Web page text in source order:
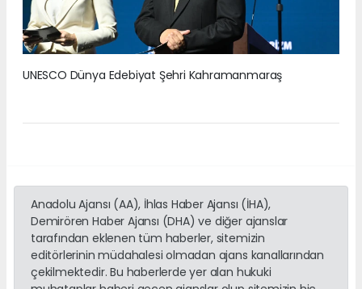
UNESCO Dünya Edebiyat Şehri Kahramanmaraş
Anadolu Ajansı (AA), İhlas Haber Ajansı (İHA),
Demirören Haber Ajansı (DHA) ve diğer ajanslar
tarafından eklenen tüm haberler, sitemizin
editörlerinin müdahalesi olmadan ajans kanallarından
çekilmektedir. Bu haberlerde yer alan hukuki